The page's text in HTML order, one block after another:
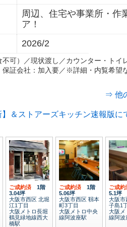
周辺、住宅や事業所・作
ア！
2026/2
不可）／現状渡し／カウンター・トイ
保証会社：加入要／※詳細・内覧希望
⇒ 他
＆ストアーズキッチン速報版に
ご成約済 1階
3.04坪
大阪市西区 北堀
江1丁目
大阪メトロ長堀
鶴見緑地線西大
橋駅
ご成約済 1階
5.06坪
大阪市西区 靱本
町3丁目
大阪メトロ中央
線阿波座駅
ご成
5.1坪
大阪市
子島1
大阪メ
線阿波